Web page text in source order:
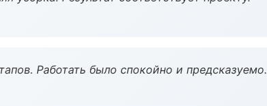
Работать было спокойно и предсказуемо.